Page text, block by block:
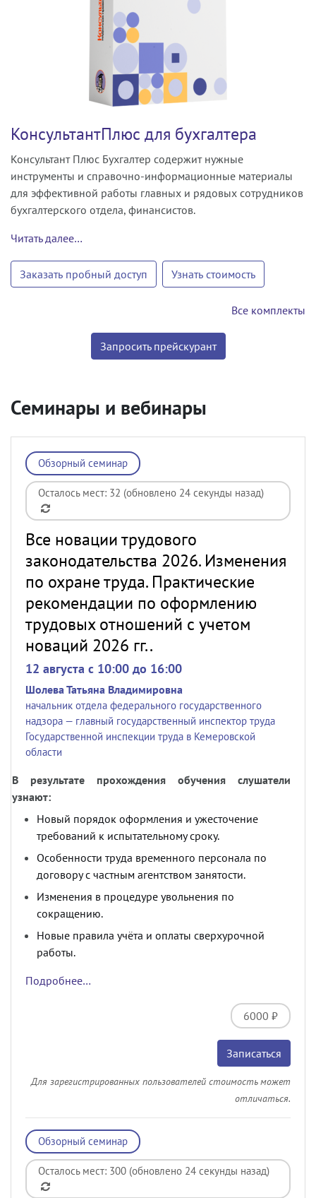
КонсультантПлюс для бухгалтера
Консультант Плюс Бухгалтер содержит нужные
инструменты и справочно-информационные материалы
для эффективной работы главных и рядовых сотрудников
бухгалтерского отдела, финансистов.
Читать далее…
Заказать пробный доступ Узнать стоимость
Все комплекты
Запросить прейскурант
Семинары и вебинары
Обзорный семинар
Осталось мест: 32 (обновлено 24 секунды назад)
Все новации трудового
законодательства 2026. Изменения
по охране труда. Практические
рекомендации по оформлению
трудовых отношений с учетом
новаций 2026 гг..
12 августа c 10:00 до 16:00
Шолева Татьяна Владимировна
начальник отдела федерального государственного
надзора — главный государственный инспектор труда
Государственной инспекции труда в Кемеровской
области
В результате прохождения обучения слушатели
узнают:
Новый порядок оформления и ужесточение
требований к испытательному сроку.
Особенности труда временного персонала по
договору с частным агентством занятости.
Изменения в процедуре увольнения по
сокращению.
Новые правила учёта и оплаты сверхурочной
работы.
Подробнее…
6000 ₽
Записаться
Для зарегистрированных пользователей стоимость может
отличаться.
Обзорный семинар
Осталось мест: 300 (обновлено 24 секунды назад)